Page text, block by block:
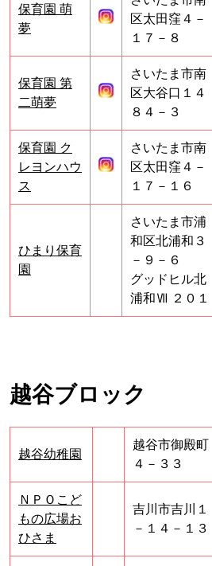
保育園 萌
夢
区太田窪４－
１７－８
保育園 第
二萌夢
さいたま市南
区大谷口１４
８４－３
保育園 ク
レヨンハウ
ス
さいたま市南
区太田窪４－
１７－１６
ひまり保育
園
さいたま市浦
和区北浦和３
－９－６
グッドヒル北
浦和Ⅶ ２０１
越谷ブロック
越谷幼稚園
越谷市御殿町
４－３３
ＮＰＯこど
もの広場お
ひさま
吉川市吉川１
－１４－１３